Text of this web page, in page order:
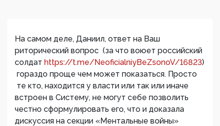
На самом деле, Даниил, ответ на Ваш
риторический вопрос (за что воюет российский
солдат https://t.me/NeoficialniyBeZsonoV/16823)
гораздо проще чем может показаться. Просто
те кто, находится у власти или так или иначе
встроен в Систему, не могут себе позволить
честно сформулировать его, что и доказала
дискуссия на секции «Ментальные войны»